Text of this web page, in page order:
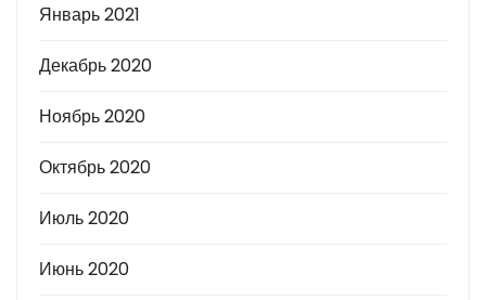
Январь 2021
Декабрь 2020
Ноябрь 2020
Октябрь 2020
Июль 2020
Июнь 2020